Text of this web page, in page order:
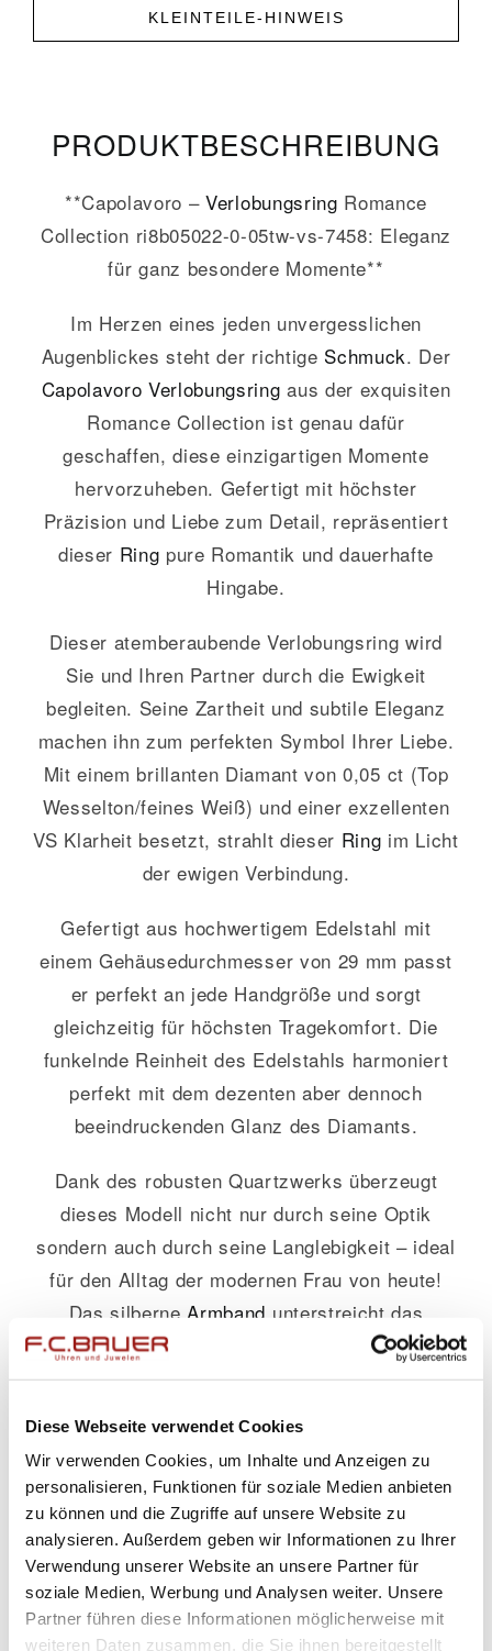
Diese Webseite verwendet Cookies
Wir verwenden Cookies, um Inhalte und Anzeigen zu
personalisieren, Funktionen für soziale Medien anbieten
zu können und die Zugriffe auf unsere Website zu
analysieren. Außerdem geben wir Informationen zu Ihrer
Verwendung unserer Website an unsere Partner für
soziale Medien, Werbung und Analysen weiter. Unsere
Partner führen diese Informationen möglicherweise mit
weiteren Daten zusammen, die Sie ihnen bereitgestellt
KLEINTEILE-HINWEIS
PRODUKT­­BESCHREIBUNG
**Capolavoro –Verlobungsring Romance
Collection ri8b05022-0-05tw-vs-7458: Eleganz
für ganz besondere Momente**
Im Herzen eines jeden unvergesslichen
Augenblickes steht der richtige Schmuck. Der
Capolavoro Verlobungsring aus der exquisiten
Romance Collection ist genau dafür
geschaffen, diese einzigartigen Momente
hervorzuheben. Gefertigt mit höchster
Präzision und Liebe zum Detail, repräsentiert
dieser Ring pure Romantik und dauerhafte
Hingabe.
Dieser atemberaubende Verlobungsring wird
Sie und Ihren Partner durch die Ewigkeit
begleiten. Seine Zartheit und subtile Eleganz
machen ihn zum perfekten Symbol Ihrer Liebe.
Mit einem brillanten Diamant von 0,05 ct (Top
Wesselton/feines Weiß) und einer exzellenten
VS Klarheit besetzt, strahlt dieser Ring im Licht
der ewigen Verbindung.
Gefertigt aus hochwertigem Edelstahl mit
einem Gehäusedurchmesser von 29 mm passt
er perfekt an jede Handgröße und sorgt
gleichzeitig für höchsten Tragekomfort. Die
funkelnde Reinheit des Edelstahls harmoniert
perfekt mit dem dezenten aber dennoch
beeindruckenden Glanz des Diamants.
Dank des robusten Quartzwerks überzeugt
dieses Modell nicht nur durch seine Optik
sondern auch durch seine Langlebigkeit – ideal
für den Alltag der modernen Frau von heute!
Das silberne Armband unterstreicht das
zeitlose Design, während das weiße Zifferblatt
eine schlichte Eleganz bietet.
Mit einer Wasserdichtigkeit bis zu 5 bar können
Sie diesen Ring auch bedenkenlos im Alltag
tragen oder sich sorgenfrei ins nächste
Abenteuer stürzen. Diese Eigenschaften
kombiniert machen den Capolavoro-
Verlobungsring zu einem unschlagbaren
Begleiter auf allen Lebenswegen.